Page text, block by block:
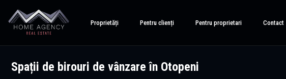
Proprietăți Pentru clienți Pentru proprietari Contact
Spații de birouri de vânzare în Otopeni